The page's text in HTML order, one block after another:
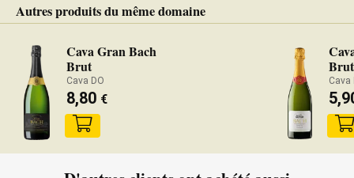
Autres produits du même domaine
Cava Gran Bach
Brut
Cava DO
8,80 €
Brut
Cava